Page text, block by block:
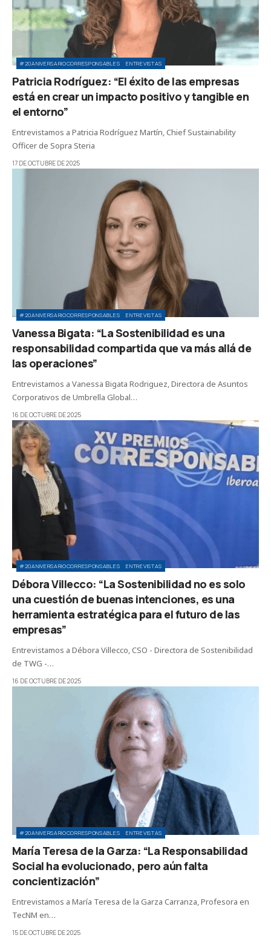
#20ANIVERSARIOCORRESPONSABLES ENTREVISTAS
Patricia Rodríguez: “El éxito de las empresas
está en crear un impacto positivo y tangible en
el entorno”
Entrevistamos a Patricia Rodríguez Martín, Chief Sustainability
Officer de Sopra Steria
17 DE OCTUBRE DE 2025
#20ANIVERSARIOCORRESPONSABLES ENTREVISTAS
Vanessa Bigata: “La Sostenibilidad es una
responsabilidad compartida que va más allá de
las operaciones”
Entrevistamos a Vanessa Bigata Rodriguez, Directora de Asuntos
Corporativos de Umbrella Global…
16 DE OCTUBRE DE 2025
#20ANIVERSARIOCORRESPONSABLES ENTREVISTAS
Débora Villecco: “La Sostenibilidad no es solo
una cuestión de buenas intenciones, es una
herramienta estratégica para el futuro de las
empresas”
Entrevistamos a Débora Villecco, CSO - Directora de Sostenibilidad
de TWG -…
16 DE OCTUBRE DE 2025
#20ANIVERSARIOCORRESPONSABLES ENTREVISTAS
María Teresa de la Garza: “La Responsabilidad
Social ha evolucionado, pero aún falta
concientización”
Entrevistamos a María Teresa de la Garza Carranza, Profesora en
TecNM en…
15 DE OCTUBRE DE 2025